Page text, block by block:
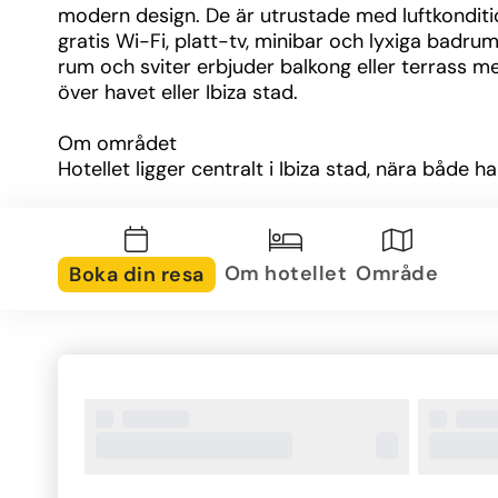
modern design. De är utrustade med
gratis Wi-Fi, platt-tv, minibar och lyxiga
rum och sviter erbjuder balkong eller terrass
över havet eller Ibiza stad.
Om området
Hotellet ligger centralt i Ibiza stad, nära både
på UNESCO:s världsarvslista, ligger på
promenadavstånd. Även stränderna i Figueretas
Talamanca finns i närheten, vilket gör läget
att kombinera sol och bad med kultur och nöjen.
Boka din resa Om hotellet Område